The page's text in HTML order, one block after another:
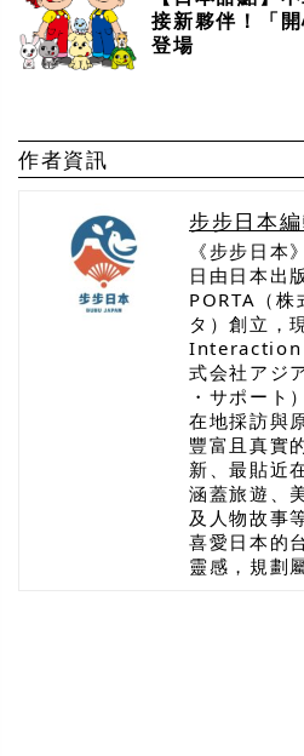
接新夥伴！「
登場
作者資訊
步步日本
《步步日
日由日本出
PORTA（
タ）創立，
Interaction
式会社アジ
・サポート
在地採訪與
豐富且真實
新、最貼近
涵蓋旅遊、
及人物故事
喜愛日本的
靈感，規劃